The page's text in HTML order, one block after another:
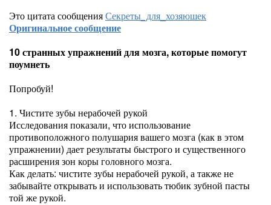
Это цитата сообщенияСекреты_для_хозяюшек
Оригинальное сообщение
10 странных упражнений для мозга, которые помогут
поумнеть
Попробуй!
1. Чистите зубы нерабочей рукой
Исследования показали, что использование
противоположного полушария вашего мозга (как в этом
упражнении) дает результаты быстрого и существенного
расширения зон коры головного мозга.
Как делать: чистите зубы нерабочей рукой, а также не
забывайте открывать и использовать тюбик зубной пасты
той же рукой.